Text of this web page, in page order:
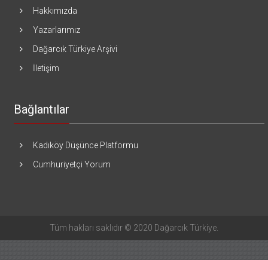
Hakkımızda
Yazarlarımız
Dağarcık Türkiye Arşivi
İletişim
Bağlantılar
Kadıköy Düşünce Platformu
Cumhuriyetçi Yorum
Tüm hakları saklıdır © 2020 Dağarcık Türkiye.